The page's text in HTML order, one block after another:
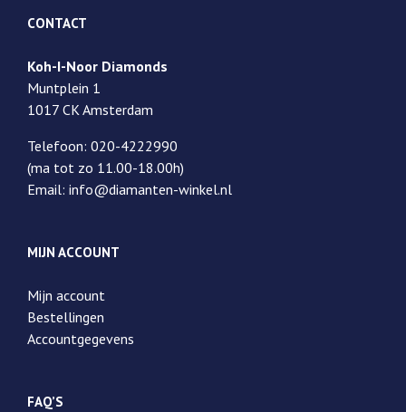
CONTACT
Koh-I-Noor Diamonds
Muntplein 1
1017 CK Amsterdam
Telefoon: 020-4222990
(ma tot zo 11.00-18.00h)
Email: info@diamanten-winkel.nl
MIJN ACCOUNT
Mijn account
Bestellingen
Accountgegevens
FAQ’S